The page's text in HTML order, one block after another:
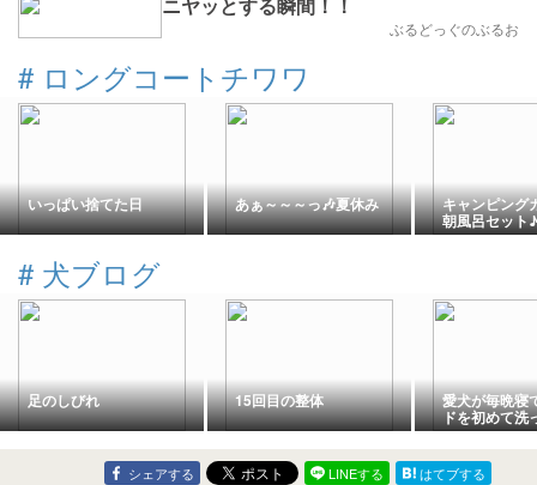
ニヤッとする瞬間！！
ぶるどっぐのぶるお
# ロングコートチワワ
いっぱい捨てた日 あぁ～～～っ🎶夏休み キャンピング
朝風呂セット
ァビ♪さらに
# 犬ブログ
足のしびれ 15回目の整体 愛犬が毎晩寝
ドを初めて洗
訝な顔で監視
w
シェアする LINEする
はてブする